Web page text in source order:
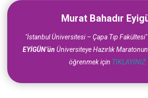
Murat Bahadır
"İstanbul Üniversitesi – Çapa Tıp Fakültesi"
EYİGÜN’ün Üniversiteye Hazırlık
öğrenmek için TIKLAYINIZ.